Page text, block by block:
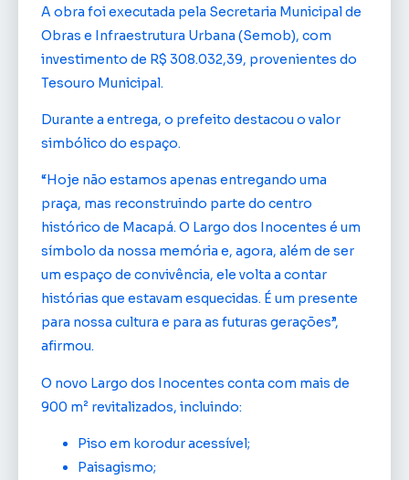
A obra foi executada pela Secretaria Municipal de
Obras e Infraestrutura Urbana (Semob), com
investimento de R$ 308.032,39, provenientes do
Tesouro Municipal.
Durante a entrega, o prefeito destacou o valor
simbólico do espaço.
“Hoje não estamos apenas entregando uma
praça, mas reconstruindo parte do centro
histórico de Macapá. O Largo dos Inocentes é um
símbolo da nossa memória e, agora, além de ser
um espaço de convivência, ele volta a contar
histórias que estavam esquecidas. É um presente
para nossa cultura e para as futuras gerações”,
afirmou.
O novo Largo dos Inocentes conta com mais de
900 m² revitalizados, incluindo:
Piso em korodur acessível;
Paisagismo;